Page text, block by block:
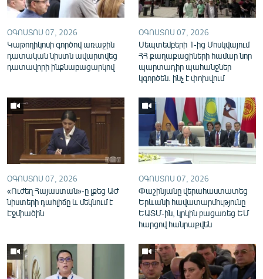
English
Русский
ՀԵՏԵՎԵՔ ՄԵԶ
«Ազատության» բոլոր կայքերը
ՕԳՈՍՏՈՍ 07, 2026
Կաթողիկոսի գործով առաջին
դատական նիստն ավարտվեց
դատավորի ինքնաբացարկով
ՕԳՈՍՏՈՍ 07, 2026
Սեպտեմբերի 1-ից Մոսկվայում
ՀՀ քաղաքացիների համար նոր
պարտադիր պահանջներ
կգործեն. ինչ է փոխվում
ՕԳՈՍՏՈՍ 07, 2026
«Ուժեղ Հայաստան»-ը լքեց ԱԺ
նիստերի դահլիճը և մեկնում է
Էջմիածին
ՕԳՈՍՏՈՍ 07, 2026
Փաշինյանը վերահաստատեց
Երևանի հավատարմությունը
ԵԱՏՄ-ին, կրկին բացառեց ԵՄ
հարցով հանրաքվեն